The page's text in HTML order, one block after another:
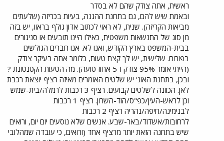
ראשית, אתה צודק שהם לא בסדר
ובאמת שיש להם, גם בתחנת ההגנה, בעיות בכריזה (שלעתים
מביאות הקריזה). שנית, לא ראוי לכתוב אדון גולף בראוו, יש בזה
מן סוג של התנשאות משפטית, כאילו היינו תובעים או סניגורים
בבית-המשפט בארץ הקודש, ואנו לא. אנו חברים הגולשים
בפורום. שלישית, יש לך קצת טעות, כלומר אתה בעיקר צודק
(הייתי אומר 95% צודק ו-5 אחוז טועה). מה הטעות הקטנטונת ?
ובכן, בתחנת האונ' יש שלטים האומרים מאיזה רציף יוצאת רכבת
לאן. הכוונה לשלטים קבועים. רציף 3 רכבות לרמלה/בית-שמש
וכן לראש-העין/כפ"ס/הוד-השרון. רציף 1 רכבות
לבנימינה/חיפה/נהריה רציף 2 רכבות
לרחובות/אשדוד/באר-שבע. אנשים שלא נוסעים יום יום, ורואים
שיש בתחנה הזאת יותר מרציף אחד (ורואים, כי עובדה שמהלובי